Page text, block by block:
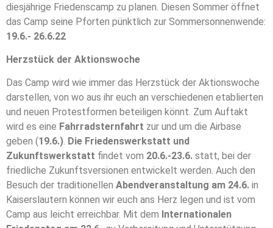
diesjährige Friedenscamp zu planen. Diesen Sommer öffnet
das Camp seine Pforten pünktlich zur Sommersonnenwende:
19.6.- 26.6.22
Herzstück der Aktionswoche
Das Camp wird wie immer das Herzstück der Aktionswoche
darstellen, von wo aus ihr euch an verschiedenen etablierten
und neuen Protestformen beteiligen könnt. Zum Auftakt
wird es eine Fahrradsternfahrt zur und um die Airbase
geben (19.6.). Die Friedenswerkstatt und
Zukunftswerkstatt findet vom 20.6.-23.6. statt, bei der
friedliche Zukunftsversionen entwickelt werden. Auch den
Besuch der traditionellen Abendveranstaltung am 24.6. in
Kaiserslautern können wir euch ans Herz legen und ist vom
Camp aus leicht erreichbar. Mit dem Internationalen